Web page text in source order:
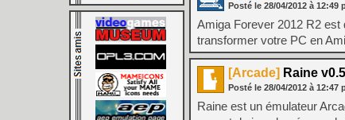
Posté le 28/04/2012 à 12:49
Amiga Forever 2012 R2 est
transformer votre PC en
[Arcade] Raine
Posté le 28/04/2012 à 12:47
Raine est un émulateur